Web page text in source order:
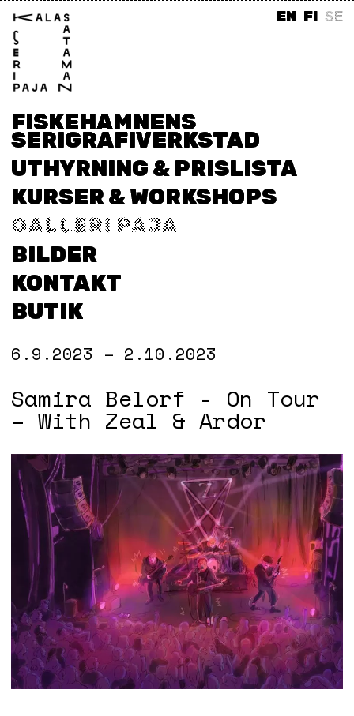
FISKEHAMNENS
SERIGRAFIVERKSTAD
UTHYRNING & PRISLISTA
KURSER & WORKSHOPS
GALLERI PAJA
BILDER
KONTAKT
BUTIK
EN FI SE
6.9.2023 – 2.10.2023
Samira Belorf - On Tour
– With Zeal & Ardor